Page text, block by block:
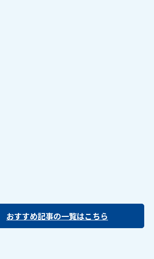
おすすめ記事の一覧はこちら